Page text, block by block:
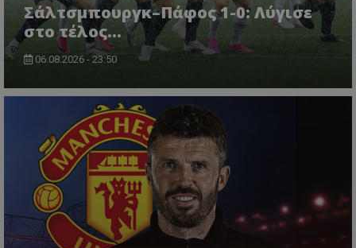
Σάλτσμπουργκ–Πάφος 1-0: Λύγισε
στο τέλος...
06.08.2026 - 23:50